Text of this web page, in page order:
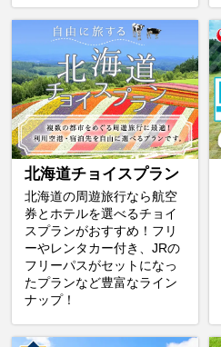
北海道チョイスプラン
北海道の周遊旅行なら航空
券とホテルを選べるチョイ
スプランがおすすめ！フリ
ーやレンタカー付き、JRの
フリーパスがセットになっ
たプランなど豊富なライン
ナップ！